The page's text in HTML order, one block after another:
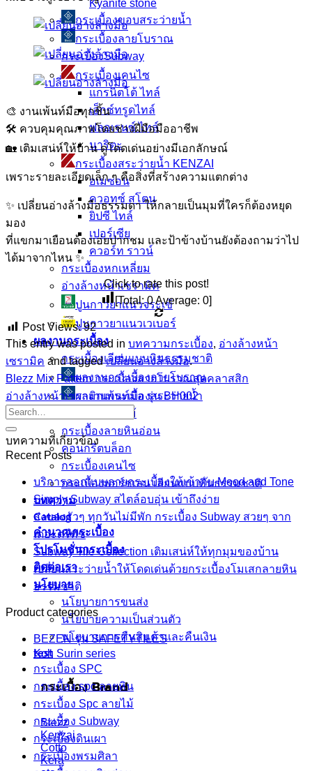
Kyanite stone
กระเบื้องขอบสระว่ายน้ำ
กระเบื้องลายโบราณ
กระเบื้องSubway
กระเบื้องเคนไซ
แกรนิตโต้ ไทล์
เอ็กซ์ทรูดไทล์
ฟลอเรนซ์ ไทล์
นาริตะ
กระเบื้องสระว่ายน้ำ KENZAI
อเมซอน
ควอทซ์ สโตน
ยิปซี ไทล์
เปอร์เซีย
ควอร์ท ราวน์
กระเบื้องหกเหลี่ยม
อ่างล้างหน้าเซรามิค
ปูนกาวยาเเนวจระเข้
ปูนกาวยาเเนวเวเบอร์
ผลงานกระเบื้อง
กระเบื้องเลียนแบบหินธรรมชาติ
ผลงานกระเบื้องลายโบราณ
ผลงานกระเบื้องสระว่ายนํ้า
กระเบื้องลายไม้
กระเบื้องลายหินอ่อน
คอนกรีตบล็อก
กระเบื้องเคนไซ
กระเบื้องพอร์ชเลน เลียนเเบบหินธรรมชาติ
บทความ
Catalog
คำนวณกระเบื้อง
โปรโมชั่นกระเบื้อง
ติดต่อเรา
นโยบาย
นโยบายการขนส่ง
นโยบายความเป็นส่วนตัว
นโยบายการคืนสินค้าและคืนเงิน
test
กระเบื้อง Brand
Blezz
Kenzai
Cotto
Kera
🎨 งานเพ้นท์มือทุกชิ้น
🛠️ ควบคุมคุณภาพโดยช่างฝีมือมืออาชีพ
🏡 เติมเสน่ห์ให้บ้าน ดูโดดเด่นอย่างมีเอกลักษณ์
เพราะรายละเอียดเล็ก ๆ คือสิ่งที่สร้างความแตกต่าง
✨ เปลี่ยนอ่างล้างมือธรรมดา ให้กลายเป็นมุมที่ใครก็ต้องหยุด
มอง
ที่แขกมาเยือนต้องเอ่ยปากชม และป้าข้างบ้านยังต้องถามว่าไป
ได้มาจากไหน ✨
Click to rate this post!
[Total:0Average: 0]
Post Views: 92
This entry was posted in บทความกระเบื้อง, อ่างล้างหน้า
เซรามิค and taggedเปลี่ยนอ่างล้างมือ.
Blezz Mix Pattern กระเบื้องลายโบราณสุดคลาสสิก
อ่างล้างหน้าเซรามิกเพ้นท์มือ รุ่น BH002
บทความที่เกี่ยวข้อง
Recent Posts
บริการออกแบบลายกระเบื้องให้เข้ากับ Mood and Tone
Simply Subway สไตล์อบอุ่น เข้าถึงง่าย
ส่งของรัวๆ ทุกวันไม่มีพัก กระเบื้อง Subway สวยๆ จาก
เดอะตรีทัช
Subway Tile Collection เติมเสน่ห์ให้ทุกมุมของบ้าน
เปลี่ยนสระว่ายน้ำให้โดดเด่นด้วยกระเบื้องโมเสกลายหิน
ธรรมชาติ
Product categories
BEZEN รุ่น SAFETYTILES
Koh Surin series
กระเบื้อง SPC
กระเบื้อง spc ลายหิน
กระเบื้อง Spc ลายไม้
กระเบื้อง Subway
กระเบื้องดินเผา
กระเบื้องพรมศิลา